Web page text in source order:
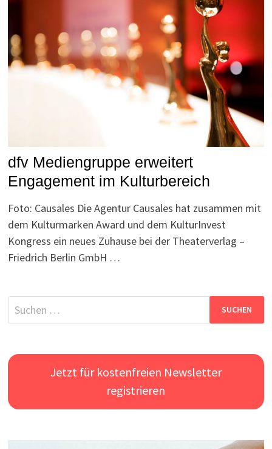
dfv Mediengruppe erweitert
Engagement im Kulturbereich
Foto: Causales Die Agentur Causales hat zusammen mit
dem Kulturmarken Award und dem KulturInvest
Kongress ein neues Zuhause bei der Theaterverlag –
Friedrich Berlin GmbH …
Suchen
nach:
Jetzt für kostenfreien Newsletter
registrieren